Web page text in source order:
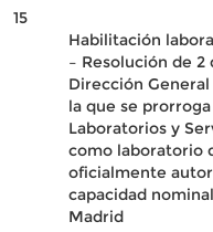
15
Habilitación
– Resolución de
Dirección
la que se
Laboratorios y
como laboratorio
oficialmente
capacidad
Madrid